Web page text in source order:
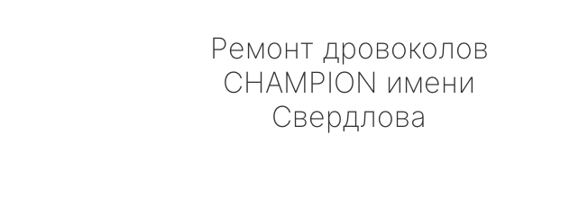
Ремонт дровоколов
CHAMPION имени
Свердлова